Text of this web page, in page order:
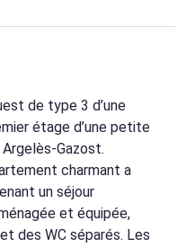
de type 3 d’une
étage d’une petite
Gazost.
charmant a
un séjour
et équipée,
des WC séparés. Les